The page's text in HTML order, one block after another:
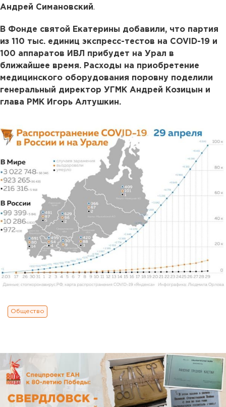
Андрей Симановский.
В Фонде святой Екатерины добавили, что партия
из 110 тыс. единиц экспресс-тестов на COVID-19 и
100 аппаратов ИВЛ прибудет на Урал в
ближайшее время. Расходы на приобретение
медицинского оборудования поровну поделили
генеральный директор УГМК Андрей Козицын и
глава РМК Игорь Алтушкин.
Общество